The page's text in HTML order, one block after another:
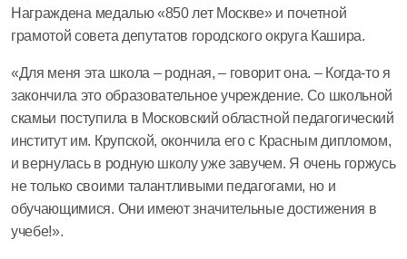
Награждена медалью «850 лет Москве» и почетной
грамотой совета депутатов городского округа Кашира.
«Для меня эта школа – родная, – говорит она. – Когда-то я
закончила это образовательное учреждение. Со школьной
скамьи поступила в Московский областной педагогический
институт им. Крупской, окончила его с Красным дипломом,
и вернулась в родную школу уже завучем. Я очень горжусь
не только своими талантливыми педагогами, но и
обучающимися. Они имеют значительные достижения в
учебе!».